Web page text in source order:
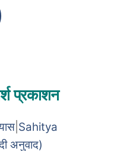
प्रकाशन
Sahitya
अनुवाद)